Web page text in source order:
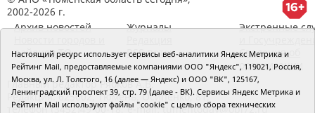
2002-2026 г.
Архив новостей
районов ТО
Журналы
RSS поток
Экстренные
Сведения об
организации
Главный редактор Рябков А.В.
Редакция: 625002, Тюмень, Осипенко, 81,
телефон (3452)49-00-18, e-mail: tumentoday@obl72.ru
Настоящий ресурс использует сервисы веб-аналитики Яндекс Метрика и
Рейтинг Mail, предоставляемые компаниями ООО "Яндекс", 119021, Россия,
Москва, ул. Л. Толстого, 16 (далее — Яндекс) и ООО "ВК", 125167,
Ленинградский проспект 39, стр. 79 (далее - ВК). Сервисы Яндекс Метрика и
Рейтинг Mail используют файлы "cookie" с целью сбора технических